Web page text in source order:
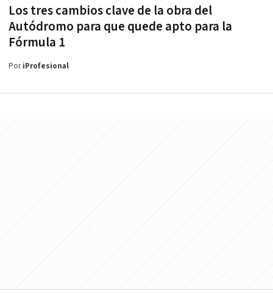
Los tres cambios clave de la obra del
Autódromo para que quede apto para la
Fórmula 1
PoriProfesional